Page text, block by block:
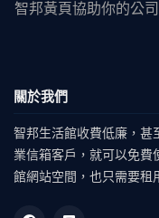
智邦黃頁協助你的公
關於我們
智邦生活館收費低廉，甚
業信箱客戶，就可以免費
館網站空間，也只需要租